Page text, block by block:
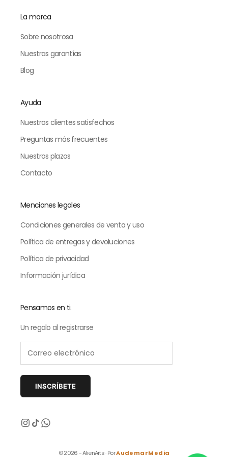
La marca
Sobre nosotrosa
Nuestras garantías
Blog
Ayuda
Nuestros clientes satisfechos
Preguntas más frecuentes
Nuestros plazos
Contacto
Menciones legales
Condiciones generales de venta y uso
Política de entregas y devoluciones
Política de privacidad
Información jurídica
Pensamos en ti.
Un regalo al registrarse
INSCRÍBETE
© 2026 - AlienArts · PorAudemarMedia